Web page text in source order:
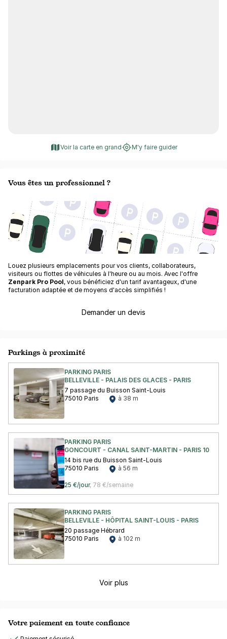
Voir la carte en grand M'y faire guider
Vous êtes un professionnel ?
Louez plusieurs emplacements pour vos clients, collaborateurs,
visiteurs ou flottes de véhicules à l'heure ou au mois. Avec l'offre
Zenpark Pro Pool, vous bénéficiez d'un tarif avantageux, d'une
facturation adaptée et de moyens d'accès simplifiés !
Demander un devis
Parkings à proximité
PARKING PARIS
BELLEVILLE - PALAIS DES GLACES - PARIS
7 passage du Buisson Saint-Louis
75010 Paris
à 38 m
PARKING PARIS
GONCOURT - CANAL SAINT-MARTIN - PARIS 10
14 bis rue du Buisson Saint-Louis
75010 Paris
à 56 m
25 €/jour, 78 €/semaine
PARKING PARIS
BELLEVILLE - HÔPITAL SAINT-LOUIS - PARIS
20 passage Hébrard
75010 Paris
à 102 m
Voir plus
Votre paiement en toute confiance